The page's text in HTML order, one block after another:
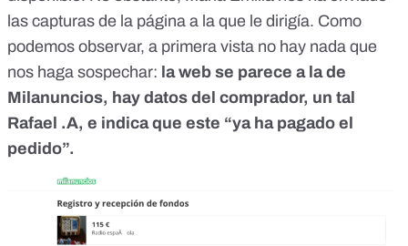
las capturas de la página a la que le dirigía. Como
podemos observar, a primera vista no hay nada que
nos haga sospechar: la web se parece a la de
Milanuncios, hay datos del comprador, un tal
Rafael .A, e indica que este “ya ha pagado el
pedido”.